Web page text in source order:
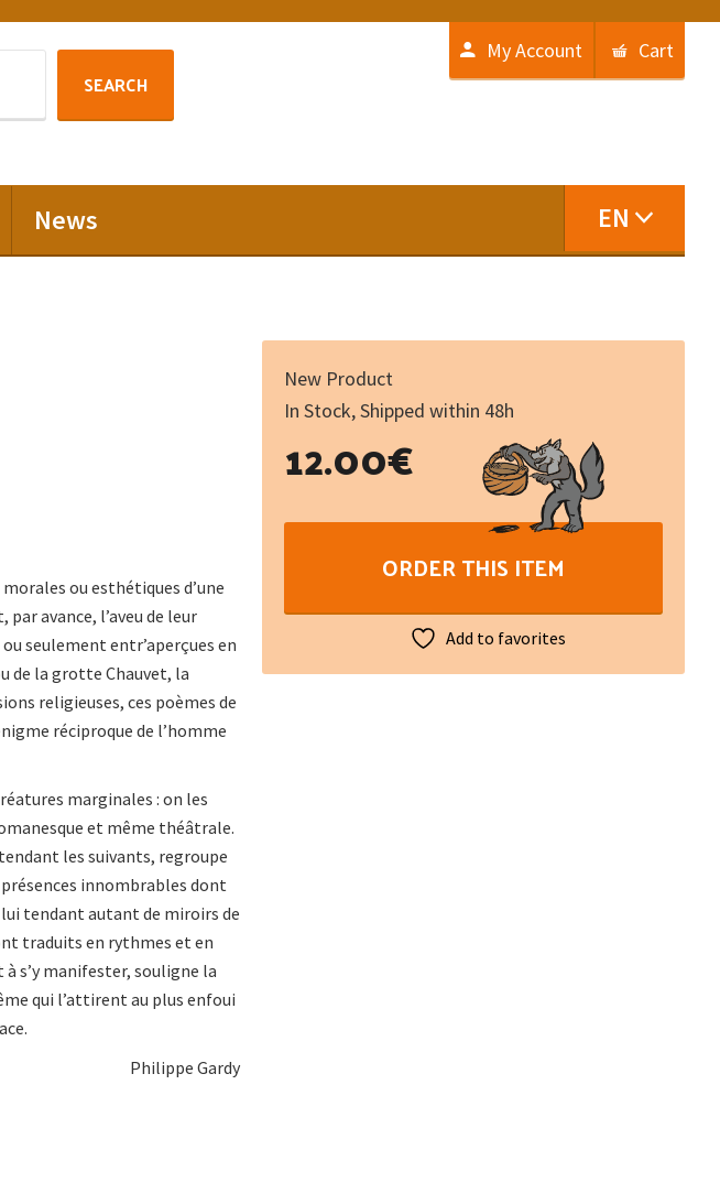
SEARCH
My Account Cart
News EN
ou esthétiques d’une
avance, l’aveu de leur
seulement entr’aperçues en
de la grotte Chauvet, la
religieuses, ces poèmes de
réciproque de l’homme
marginales : on les
et même théâtrale.
les suivants, regroupe
innombrables dont
tendant autant de miroirs de
traduits en rythmes et en
s’y manifester, souligne la
qui l’attirent au plus enfoui
Philippe Gardy
New Product
In Stock, Shipped within 48h
12.00€
II
Bestiari
ORDER THIS ITEM
Add to favorites